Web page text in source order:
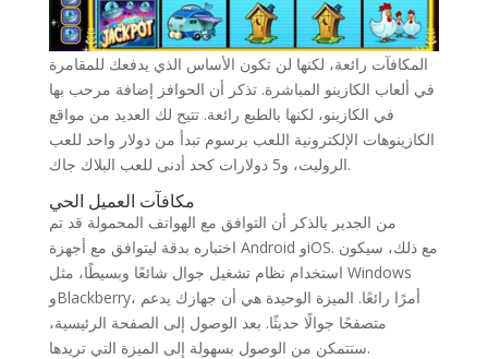
المكافآت رائعة، لكنها لن تكون الأساس الذي يدفعك للمقامرة
في ألعاب الكازينو المباشرة. تذكر أن الحوافز إضافة مرحب بها
في الكازينو، لكنها بالطبع رائعة. تتيح لك العديد من مواقع
الكازينوهات الإلكترونية اللعب برسوم تبدأ من دولار واحد للعب
الروليت، و5 دولارات كحد أدنى للعب البلاك جاك.
مكافآت العميل الحي
من الجدير بالذكر أن التوافق مع الهواتف المحمولة قد تم
اختباره بدقة ليتوافق مع أجهزة Android وiOS. مع ذلك، سيكون
استخدام نظام تشغيل جوال شائعًا وبسيطًا، مثل Windows
وBlackberry، أمرًا رائعًا. الميزة الوحيدة هي أن جهازك يدعم
متصفحًا جوالًا حديثًا. بعد الوصول إلى الصفحة الرئيسية،
ستتمكن من الوصول بسهولة إلى الميزة التي تريدها.